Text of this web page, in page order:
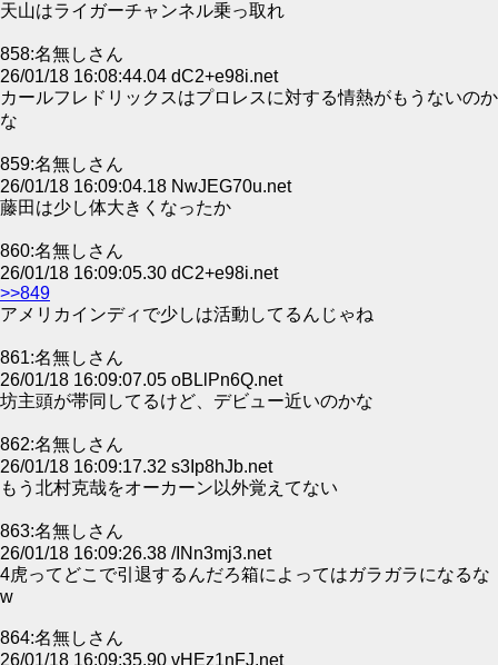
天山はライガーチャンネル乗っ取れ
858:名無しさん
26/01/18 16:08:44.04 dC2+e98i.net
カールフレドリックスはプロレスに対する情熱がもうないのか
な
859:名無しさん
26/01/18 16:09:04.18 NwJEG70u.net
藤田は少し体大きくなったか
860:名無しさん
26/01/18 16:09:05.30 dC2+e98i.net
>>849
アメリカインディで少しは活動してるんじゃね
861:名無しさん
26/01/18 16:09:07.05 oBLlPn6Q.net
坊主頭が帯同してるけど、デビュー近いのかな
862:名無しさん
26/01/18 16:09:17.32 s3Ip8hJb.net
もう北村克哉をオーカーン以外覚えてない
863:名無しさん
26/01/18 16:09:26.38 /INn3mj3.net
4虎ってどこで引退するんだろ箱によってはガラガラになるな
w
864:名無しさん
26/01/18 16:09:35.90 vHEz1nFJ.net